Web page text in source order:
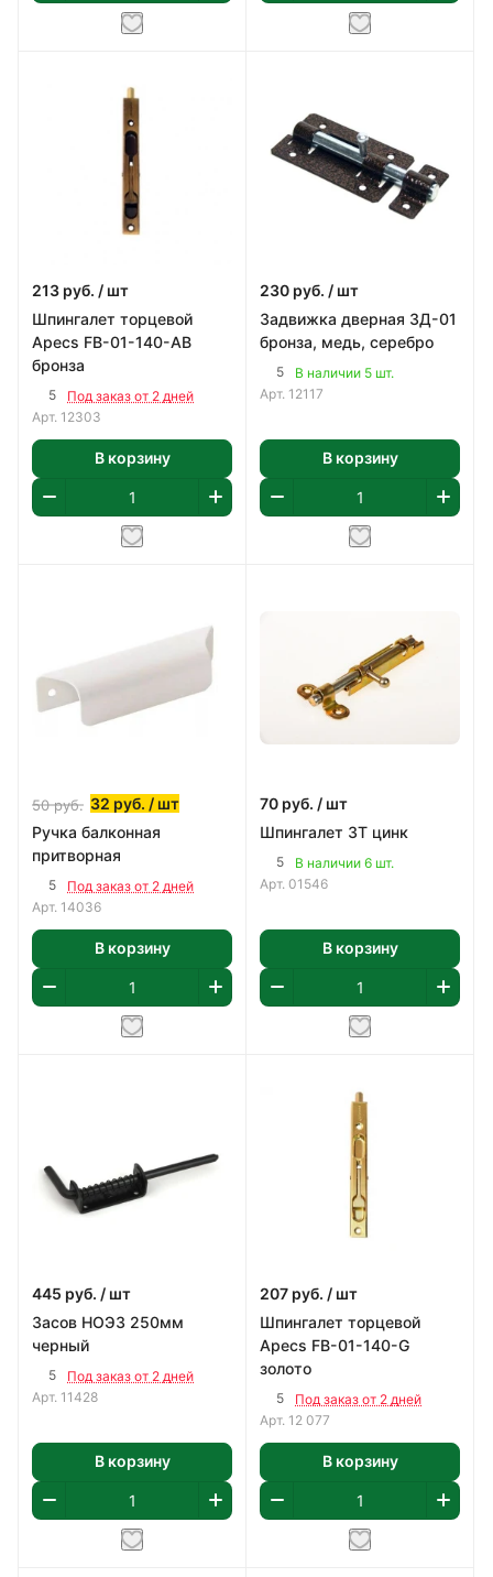
213 руб. / шт
Шпингалет торцевой
Apecs FB-01-140-AB
бронза
5
Под заказ от 2 дней
Арт. 12303
В корзину
230 руб. / шт
Задвижка дверная ЗД-01
бронза, медь, серебро
5
В наличии 5 шт.
Арт. 12117
В корзину
50руб. 32 руб. / шт
Ручка балконная
притворная
5
Под заказ от 2 дней
Арт. 14036
В корзину
70 руб. / шт
Шпингалет 3Т цинк
5
В наличии 6 шт.
Арт. 01546
В корзину
445 руб. / шт
Засов НОЭ3 250мм
черный
5
Под заказ от 2 дней
Арт. 11428
В корзину
207 руб. / шт
Шпингалет торцевой
Apecs FB-01-140-G
золото
5
Под заказ от 2 дней
Арт. 12 077
В корзину